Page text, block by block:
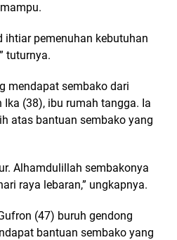
ihtiar pemenuhan kebutuhan
tuturnya.
mendapat sembako dari
(38), ibu rumah tangga. Ia
atas bantuan sembako yang
Alhamdulillah sembakonya
raya lebaran,” ungkapnya.
(47) buruh gendong
bantuan sembako yang